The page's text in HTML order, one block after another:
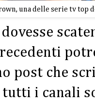
una delle serie tv top
post che
tutti i canali